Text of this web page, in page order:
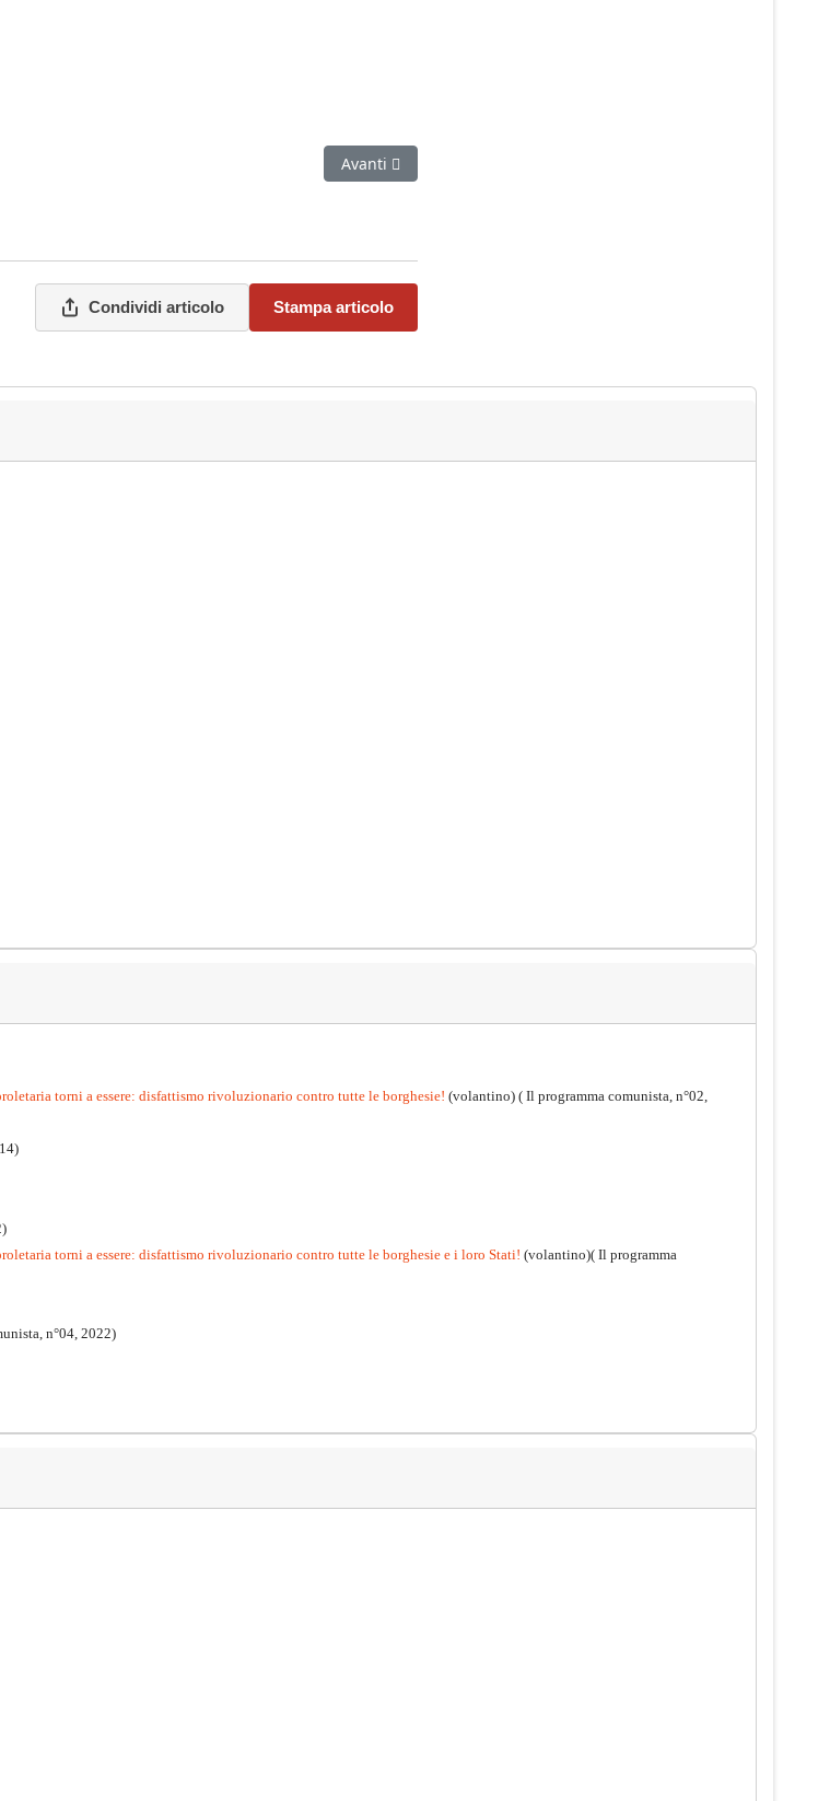
Articolo successivo: Davanti al baratro economico e sociale
Avanti
Condividi articolo Stampa articolo
torni a essere: disfattismo rivoluzionario contro tutte le borghesie! (volantino) ( Il programma comunista, n°02,
torni a essere: disfattismo rivoluzionario contro tutte le borghesie e i loro Stati! (volantino)( Il programma
n°04, 2022)